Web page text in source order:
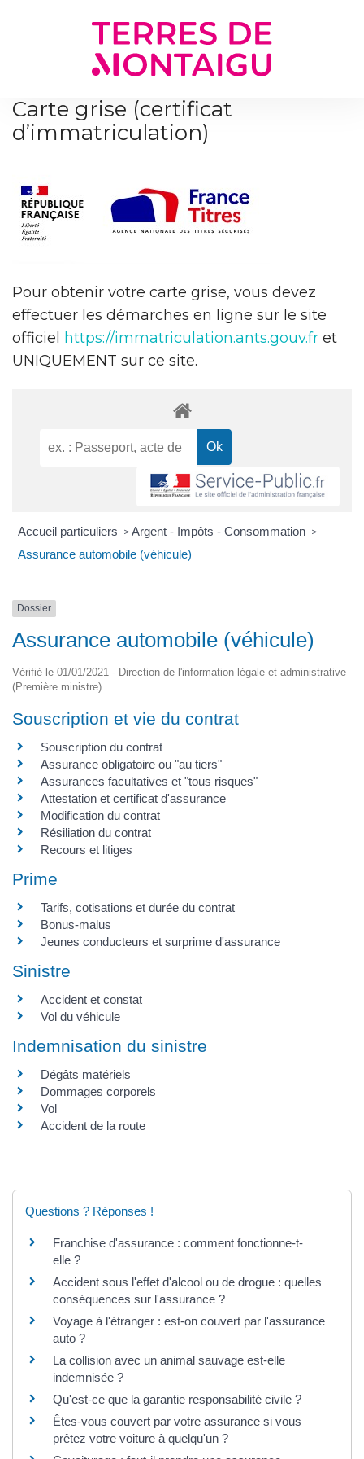
Carte grise (certificat
d’immatriculation)
Pour obtenir votre carte grise, vous devez
effectuer les démarches en ligne sur le site
officiel
https://immatriculation.ants.gouv.fr et
UNIQUEMENT sur ce site.
Accueil particuliers > Argent - Impôts - Consommation >
Assurance automobile (véhicule)
Dossier
Assurance automobile (véhicule)
Vérifié le 01/01/2021 - Direction de l'information légale et administrative
(Première ministre)
Souscription et vie du contrat
Souscription du contrat
Assurance obligatoire ou "au tiers"
Assurances facultatives et "tous risques"
Attestation et certificat d'assurance
Modification du contrat
Résiliation du contrat
Recours et litiges
Prime
Tarifs, cotisations et durée du contrat
Bonus-malus
Jeunes conducteurs et surprime d'assurance
Sinistre
Accident et constat
Vol du véhicule
Indemnisation du sinistre
Dégâts matériels
Dommages corporels
Vol
Accident de la route
Questions ? Réponses !
Franchise d'assurance : comment fonctionne-t-
elle ?
Accident sous l'effet d'alcool ou de drogue : quelles
conséquences sur l'assurance ?
Voyage à l'étranger : est-on couvert par l'assurance
auto ?
La collision avec un animal sauvage est-elle
indemnisée ?
Qu'est-ce que la garantie responsabilité civile ?
Êtes-vous couvert par votre assurance si vous
prêtez votre voiture à quelqu'un ?